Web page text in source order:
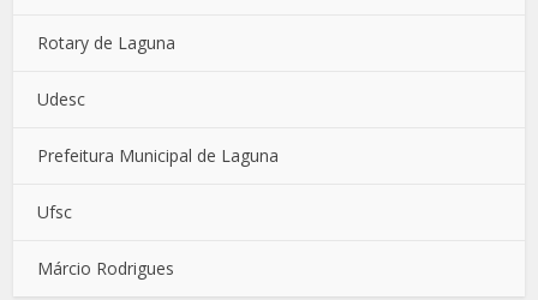
Rotary de Laguna
Udesc
Prefeitura Municipal de Laguna
Ufsc
Márcio Rodrigues